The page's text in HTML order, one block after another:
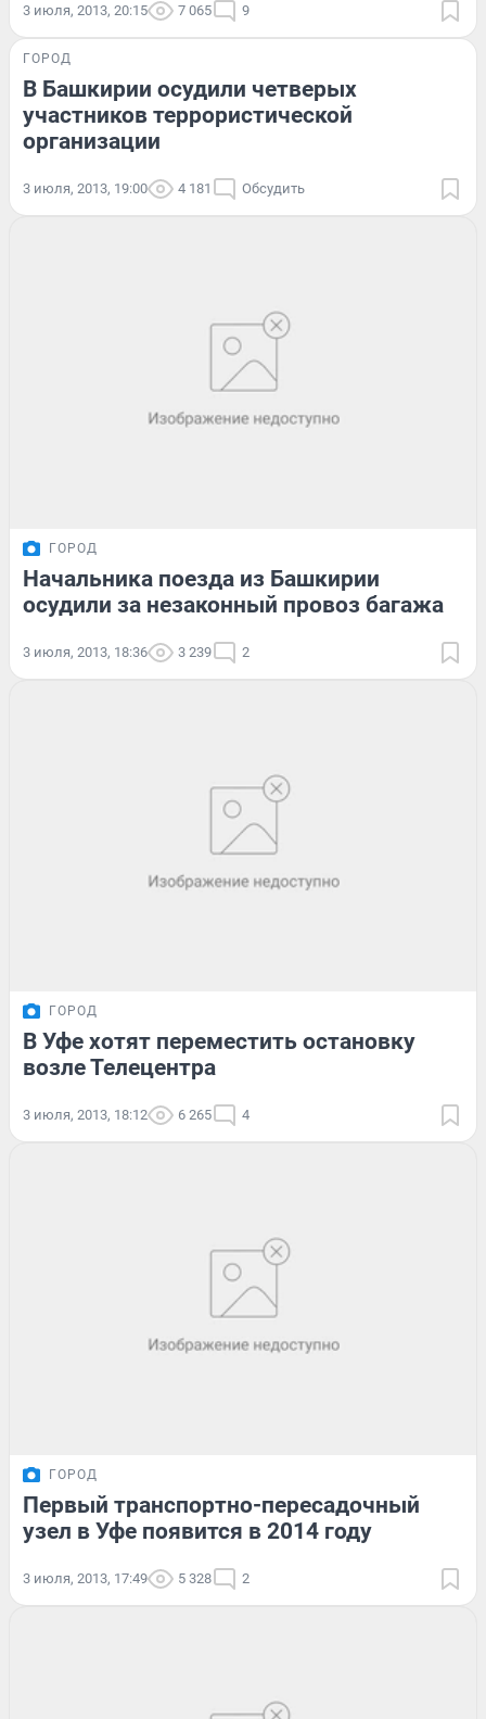
3 июля, 2013, 20:15 7 065 9
ГОРОД
В Башкирии осудили четверых
участников террористической
организации
3 июля, 2013, 19:00 4 181 Обсудить
ГОРОД
Начальника поезда из Башкирии
осудили за незаконный провоз багажа
3 июля, 2013, 18:36 3 239 2
ГОРОД
В Уфе хотят переместить остановку
возле Телецентра
3 июля, 2013, 18:12 6 265 4
ГОРОД
Первый транспортно-пересадочный
узел в Уфе появится в 2014 году
3 июля, 2013, 17:49 5 328 2